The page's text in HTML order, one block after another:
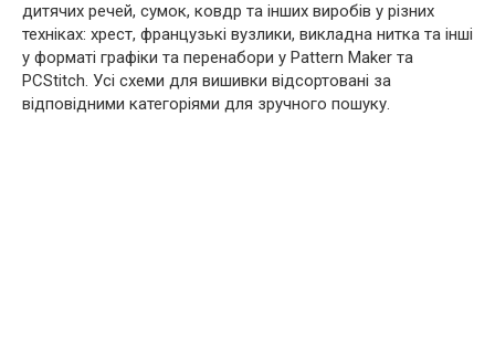
дитячих речей, сумок, ковдр та інших виробів у різних
техніках: хрест, французькі вузлики, викладна нитка та інші
у форматі графіки та перенабори у Pattern Maker та
PCStitch. Усі схеми для вишивки відсортовані за
відповідними категоріями для зручного пошуку.